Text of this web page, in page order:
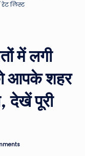
लिस्ट
में लगी
आपके शहर
देखें पूरी